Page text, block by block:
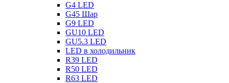
G4 LED
G45 Шар
G9 LED
GU10 LED
GU5.3 LED
LED в холодильник
R39 LED
R50 LED
R63 LED